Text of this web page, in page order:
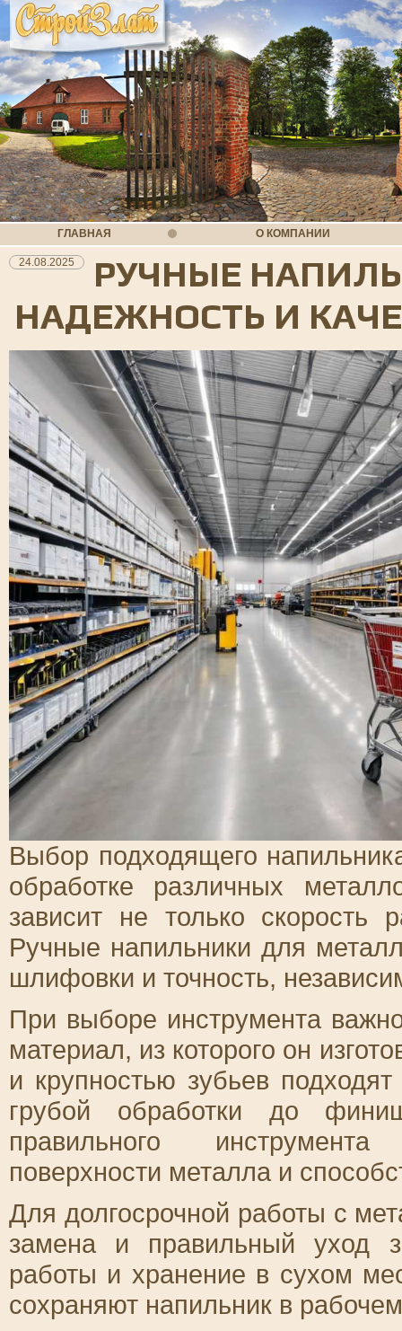
ГЛАВНАЯ О КОМПАНИИ
24.08.2025
РУЧНЫЕ
НАДЕЖНОСТЬ И
Выбор подходящего
обработке различных
зависит не только скорость
Ручные напильники для
шлифовки и точность,
При выборе инструмента
материал, из которого он
и крупностью зубьев
грубой обработки до
правильного
поверхности металла и
Для долгосрочной работы с
замена и правильный уход
работы и хранение в сухом
сохраняют напильник в